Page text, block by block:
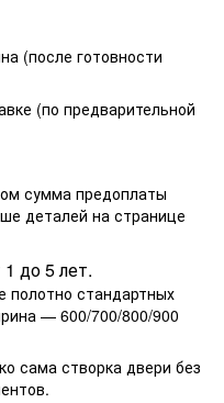
(после готовности
(по предварительной
сумма предоплаты
деталей на странице
до 5 лет.
полотно стандартных
— 600/700/800/900
сама створка двери без